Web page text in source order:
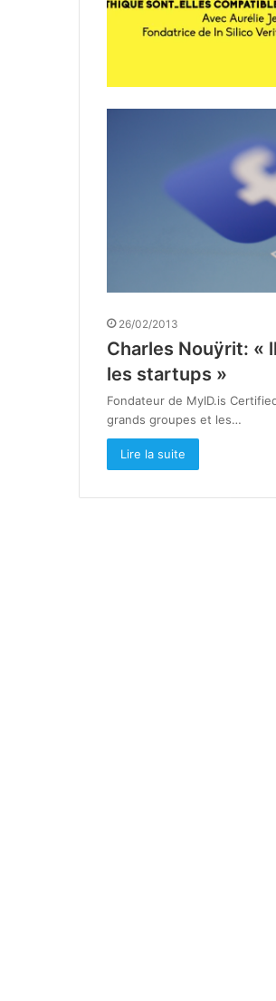
26/02/2013
Charles Nouÿrit: «
les startups »
Fondateur de MyID.is
grands groupes et les…
Lire la suite